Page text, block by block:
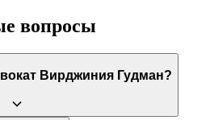
вопросы
Вирджиния Гудман?